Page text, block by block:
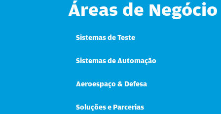
Áreas de Negócio
Sistemas de Teste
Sistemas de Automação
Aeroespaço & Defesa
Soluções e Parcerias